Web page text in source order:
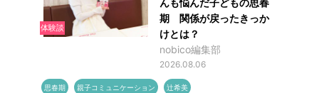
体験談
んも悩んだ子どもの思春
期 関係が戻ったきっか
けとは？
nobico編集部
2026.08.06
思春期 親子コミュニケーション 辻希美